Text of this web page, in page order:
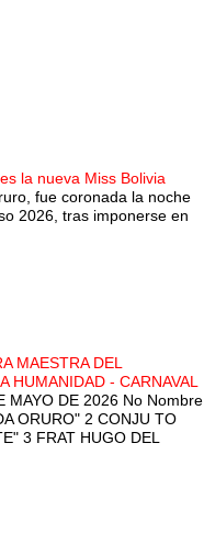
la nueva Miss Bolivia
fue coronada la noche
2026, tras imponerse en
MAESTRA DEL
HUMANIDAD - CARNAVAL
MAYO DE 2026 No Nombre
ORURO" 2 CONJU TO
3 FRAT HUGO DEL